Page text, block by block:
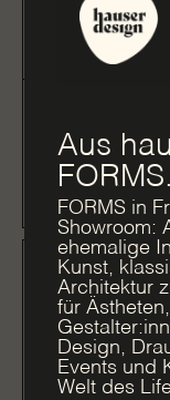
Gloster
zum Produkt
Aus
FORMS.
FORMS in
Showroom:
ehemalige
Kunst,
Architektur
für
Design,
Events und
Welt des